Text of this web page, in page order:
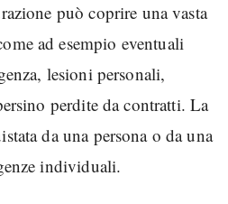
può coprire una vasta
ad esempio eventuali
lesioni personali,
perdite da contratti. La
da una persona o da una
individuali.